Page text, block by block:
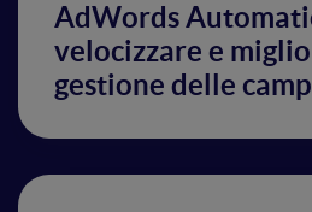
AdWords
velocizzare e
gestione delle